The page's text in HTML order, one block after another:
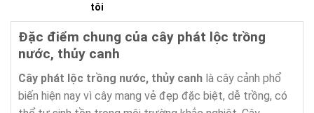
tôi
Đặc điểm chung của cây phát lộc trồng
nước, thủy canh
Cây phát lộc trồng nước, thủy canh là cây cảnh phổ
biến hiện nay vì cây mang vẻ đẹp đặc biệt, dễ trồng, có